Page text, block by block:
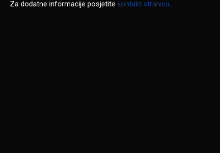
Za dodatne informacije posjetite kontakt stranicu